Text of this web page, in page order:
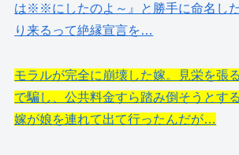
は※※にしたのよ～』と勝手に命名し
り来るって絶縁宣言を…
モラルが完全に崩壊した嫁。見栄を張
で騙し、公共料金すら踏み倒そうとす
嫁が娘を連れて出て行ったんだが…